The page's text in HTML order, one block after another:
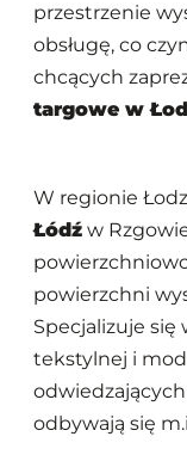
przestrzenie
obsługę, co
chcących
targowe w
W regionie
Łódź w
powierzchni
Specjalizuje się
tekstylnej i
odwiedzających
odbywają się